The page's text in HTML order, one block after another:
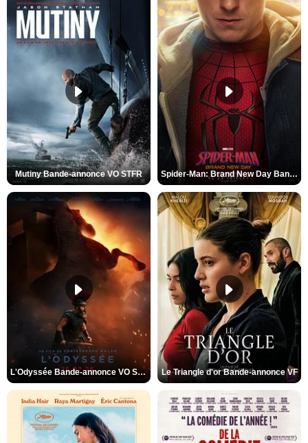
Mutiny Bande-annonce VO STFR Spider-Man: Brand New Day Bande-annonce VO STFR
L'Odyssée Bande-annonce VO STFR Le Triangle d'or Bande-annonce VF